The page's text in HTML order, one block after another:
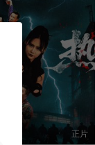
正片